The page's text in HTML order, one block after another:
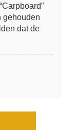
gehouden
dat de